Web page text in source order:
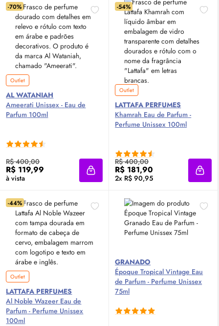
-70%
Outlet
AL WATANIAH
Ameerati Unissex - Eau de
Parfum 100ml
R$ 400,00
R$ 119,99
à vista Adicionar à sacola
-54%
Outlet
LATTAFA PERFUMES
Khamrah Eau de Parfum -
Perfume Unissex 100ml
R$ 400,00
R$ 181,90
2x R$ 90,95
-44%
Outlet
LATTAFA PERFUMES
Al Noble Wazeer Eau de
Parfum - Perfume Unissex
100ml
GRANADO
Époque Tropical Vintage Eau
de Parfum - Perfume Unissex
75ml